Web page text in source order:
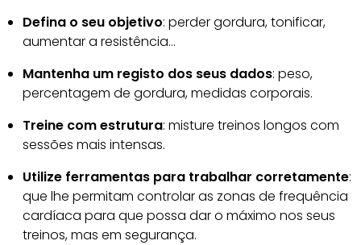
Defina o seu objetivo: perder gordura, tonificar,
aumentar a resistência…
Mantenha um registo dos seus dados: peso,
percentagem de gordura, medidas corporais.
Treine com estrutura: misture treinos longos com
sessões mais intensas.
Utilize ferramentas para trabalhar corretamente:
que lhe permitam controlar as zonas de frequência
cardíaca para que possa dar o máximo nos seus
treinos, mas em segurança.